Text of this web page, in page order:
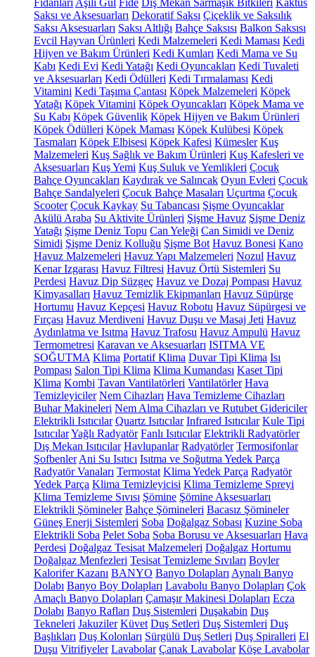
Fidanları Aşılı Gül Fide Dış Mekan Sarmaşık Bitkileri Kaktüs
Saksı ve Aksesuarları Dekoratif Saksı Çiçeklik ve Saksılık
Saksı Aksesuarları Saksı Altlığı Bahçe Saksısı Balkon Saksısı
Evcil Hayvan Ürünleri Kedi Malzemeleri Kedi Maması Kedi
Hijyen ve Bakım Ürünleri Kedi Kumları Kedi Mama ve Su
Kabı Kedi Evi Kedi Yatağı Kedi Oyuncakları Kedi Tuvaleti
ve Aksesuarları Kedi Ödülleri Kedi Tırmalaması Kedi
Vitamini Kedi Taşıma Çantası Köpek Malzemeleri Köpek
Yatağı Köpek Vitamini Köpek Oyuncakları Köpek Mama ve
Su Kabı Köpek Güvenlik Köpek Hijyen ve Bakım Ürünleri
Köpek Ödülleri Köpek Maması Köpek Kulübesi Köpek
Tasmaları Köpek Elbisesi Köpek Kafesi Kümesler Kuş
Malzemeleri Kuş Sağlık ve Bakım Ürünleri Kuş Kafesleri ve
Aksesuarları Kuş Yemi Kuş Suluk ve Yemlikleri Çocuk
Bahçe Oyuncakları Kaydırak ve Salıncak Oyun Evleri Çocuk
Bahçe Sandalyeleri Çocuk Bahçe Masaları Uçurtma Çocuk
Scooter Çocuk Kaykay Su Tabancası Şişme Oyuncaklar
Akülü Araba Su Aktivite Ürünleri Şişme Havuz Şişme Deniz
Yatağı Şişme Deniz Topu Can Yeleği Can Simidi ve Deniz
Simidi Şişme Deniz Kolluğu Şişme Bot Havuz Bonesi Kano
Havuz Malzemeleri Havuz Yapı Malzemeleri Nozul Havuz
Kenar Izgarası Havuz Filtresi Havuz Örtü Sistemleri Su
Perdesi Havuz Dip Süzgeç Havuz ve Dozaj Pompası Havuz
Kimyasalları Havuz Temizlik Ekipmanları Havuz Süpürge
Hortumu Havuz Kepçesi Havuz Robotu Havuz Süpürgesi ve
Fırçası Havuz Merdiveni Havuz Duşu ve Masaj Jeti Havuz
Aydınlatma ve Isıtma Havuz Trafosu Havuz Ampulü Havuz
Termometresi Karavan ve Aksesuarları ISITMA VE
SOĞUTMA Klima Portatif Klima Duvar Tipi Klima Isı
Pompası Salon Tipi Klima Klima Kumandası Kaset Tipi
Klima Kombi Tavan Vantilatörleri Vantilatörler Hava
Temizleyiciler Nem Cihazları Hava Temizleme Cihazları
Buhar Makineleri Nem Alma Cihazları ve Rutubet Gidericiler
Elektrikli Isıtıcılar Quartz Isıtıcılar Infrared Isıtıcılar Kule Tipi
IsıtıcılarYağlı Radyatör Fanlı Isıtıcılar Elektrikli Radyatörler
Dış Mekan Isıtıcılar Havlupanlar Radyatörler Termosifonlar
Şofbenler Ani Su Isıtıcı Isıtma ve Soğutma Yedek Parça
Radyatör Vanaları Termostat Klima Yedek Parça Radyatör
Yedek Parça Klima Temizleyicisi Klima Temizleme Spreyi
Klima Temizleme Sıvısı Şömine Şömine Aksesuarları
Elektrikli Şömineler Bahçe Şömineleri Bacasız Şömineler
Güneş Enerji Sistemleri Soba Doğalgaz Sobası Kuzine Soba
Elektrikli Soba Pelet Soba Soba Borusu ve Aksesuarları Hava
Perdesi Doğalgaz Tesisat Malzemeleri Doğalgaz Hortumu
Doğalgaz Menfezleri Tesisat Temizleme Sıvıları Boyler
Kalorifer Kazanı BANYO Banyo Dolapları Aynalı Banyo
Dolabı Banyo Boy Dolapları Lavabolu Banyo Dolapları Çok
Amaçlı Banyo Dolapları Çamaşır Makinesi Dolapları Ecza
Dolabı Banyo Rafları Duş Sistemleri Duşakabin Duş
Tekneleri Jakuziler Küvet Duş Setleri Duş Sistemleri Duş
Başlıkları Duş Kolonları Sürgülü Duş Setleri Duş Spiralleri El
Duşu Vitrifiyeler Lavabolar Çanak Lavabolar Köşe Lavabolar